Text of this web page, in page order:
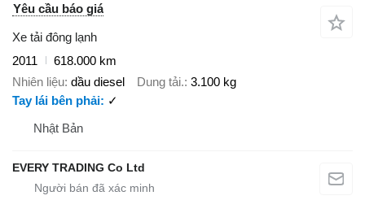
Yêu cầu báo giá
Xe tải đông lạnh
2011
618.000 km
Nhiên liệu dầu diesel Dung tải. 3.100 kg
Tay lái bên phải
✓
Nhật Bản
EVERY TRADING Co Ltd